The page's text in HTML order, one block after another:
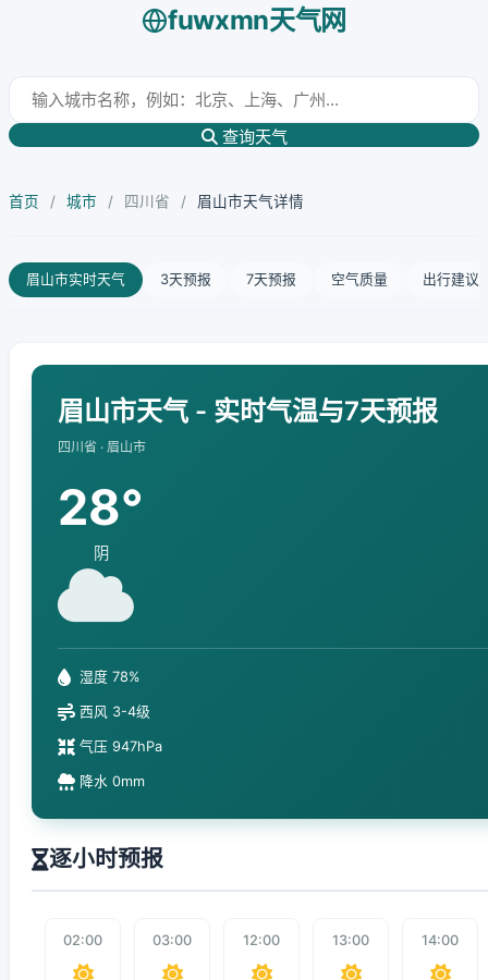
fuwxmn天气网
查询天气
首页 / 城市 / 四川省 / 眉山市天气详情
眉山市实时天气 3天预报 7天预报 空气质量 出行建议
眉山市天气 - 实时气温与7天预报
四川省 · 眉山市
28°
阴
湿度 78%
西风 3-4级
气压 947hPa
降水 0mm
逐小时预报
02:00 03:00 12:00 13:00 14:00